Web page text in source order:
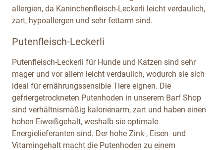
allergien, da Kaninchenfleisch-Leckerli leicht verdaulich,
zart, hypoallergen und sehr fettarm sind.
Putenfleisch-Leckerli
Putenfleisch-Leckerli für Hunde und Katzen sind sehr
mager und vor allem leicht verdaulich, wodurch sie sich
ideal für ernährungssensible Tiere eignen. Die
gefriergetrockneten Putenhoden in unserem Barf Shop
sind verhältnismäßig kalorienarm, zart und haben einen
hohen Eiweißgehalt, weshalb sie optimale
Energielieferanten sind. Der hohe Zink-, Eisen- und
Vitamingehalt macht die Putenhoden zu einem